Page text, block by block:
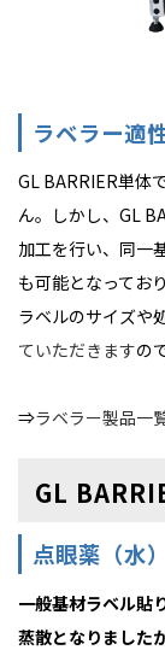
ラベラー適
GL BARRIER単体
ん。しかし、GL
加工を行い、同一
も可能となっており
ラベルのサイズや
ていただきますの
⇒ラベラー製品一
GL
点眼薬（水）
一般基材ラベル貼
蒸散となりました